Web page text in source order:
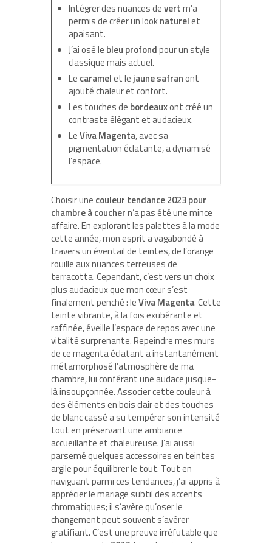
Intégrer des nuances devertm’a
permis de créer un looknaturelet
apaisant.
J’ai osé le bleu profondpour un style
classique mais actuel.
Le caramelet le jaune safranont
ajouté chaleur et confort.
Les touches de bordeauxont créé un
contraste élégant et audacieux.
LeViva Magenta, avec sa
pigmentation éclatante, a dynamisé
l’espace.
Choisir une couleur tendance 2023 pour
chambre à couchern’a pas été une mince
affaire. En explorant les palettes à la mode
cette année, mon esprit a vagabondé à
travers un éventail de teintes, de l’orange
rouille aux nuances terreuses de
terracotta. Cependant, c’est vers un choix
plus audacieux que mon cœur s’est
finalement penché : leViva Magenta. Cette
teinte vibrante, à la fois exubérante et
raffinée, éveille l’espace de repos avec une
vitalité surprenante. Repeindre mes murs
de ce magenta éclatant a instantanément
métamorphosé l’atmosphère de ma
chambre, lui conférant une audace jusque-
là insoupçonnée. Associer cette couleur à
des éléments en bois clair et des touches
de blanc cassé a su tempérer son intensité
tout en préservant une ambiance
accueillante et chaleureuse. J’ai aussi
parsemé quelques accessoires en teintes
argile pour équilibrer le tout. Tout en
naviguant parmi ces tendances, j’ai appris à
apprécier le mariage subtil des accents
chromatiques; il s’avère qu’oser le
changement peut souvent s’avérer
gratifiant. C’est une preuve irréfutable que